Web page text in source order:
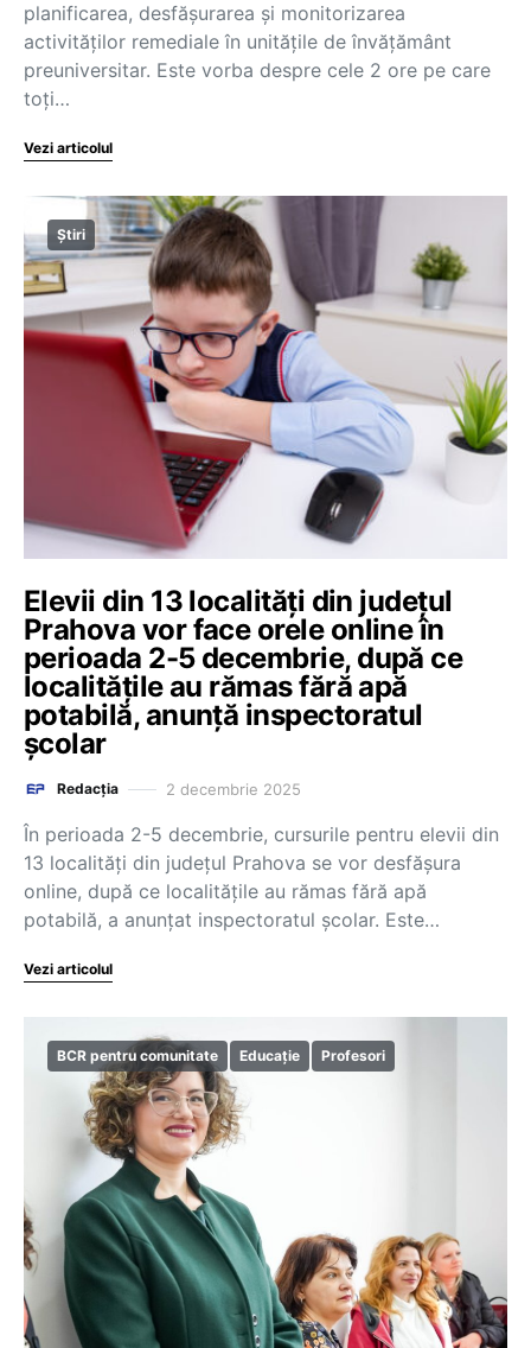
planificarea, desfășurarea și monitorizarea
activităților remediale în unitățile de învățământ
preuniversitar. Este vorba despre cele 2 ore pe care
toți…
Vezi articolul
Știri
Elevii din 13 localități din județul
Prahova vor face orele online în
perioada 2-5 decembrie, după ce
localitățile au rămas fără apă
potabilă, anunță inspectoratul
școlar
Redacția 2 decembrie 2025
În perioada 2-5 decembrie, cursurile pentru elevii din
13 localități din județul Prahova se vor desfășura
online, după ce localitățile au rămas fără apă
potabilă, a anunțat inspectoratul școlar. Este…
Vezi articolul
BCR pentru comunitate Educație Profesori